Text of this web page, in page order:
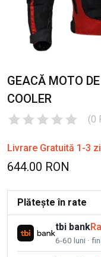
GEACĂ MOTO
COOLER
(0
Livrare Gratuită 1-3
644.00 RON
Plătește în rate
tbi bank
6-60 luni ·